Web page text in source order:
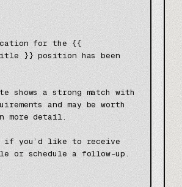
for the {{
}} position has been
shows a strong match with
and may be worth
more detail.
if you’d like to receive
or schedule a follow-up.